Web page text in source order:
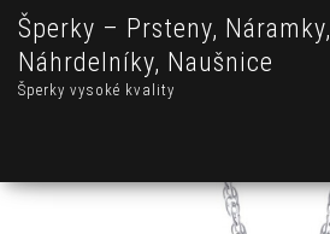
Šperky – Prsteny, Náramky,
Náhrdelníky, Naušnice
Šperky vysoké kvality